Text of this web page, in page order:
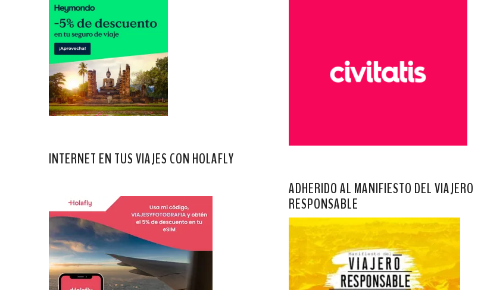
INTERNET EN TUS VIAJES CON HOLAFLY
ADHERIDO AL MANIFIESTO DEL VIAJERO
RESPONSABLE